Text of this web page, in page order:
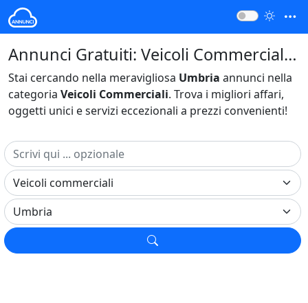
Annunci Gratuiti: Veicoli Commerciali Umbria Italia
Stai cercando nella meravigliosa Umbria annunci nella
categoria Veicoli Commerciali. Trova i migliori affari,
oggetti unici e servizi eccezionali a prezzi convenienti!